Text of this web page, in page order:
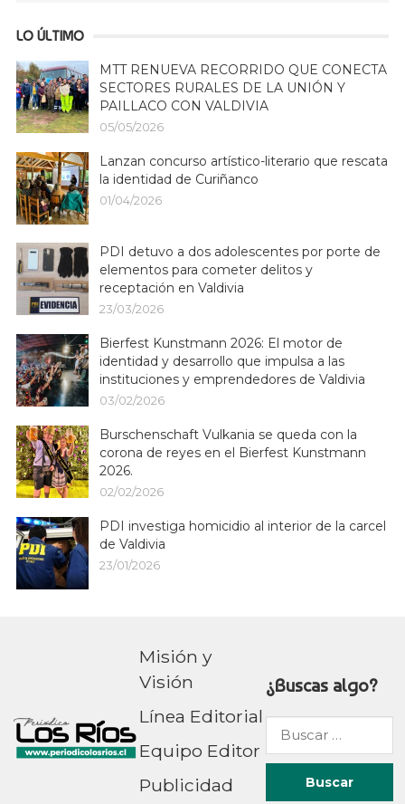
LO ÚLTIMO
MTT RENUEVA RECORRIDO QUE CONECTA
SECTORES RURALES DE LA UNIÓN Y
PAILLACO CON VALDIVIA
05/05/2026
Lanzan concurso artístico-literario que rescata
la identidad de Curiñanco
01/04/2026
PDI detuvo a dos adolescentes por porte de
elementos para cometer delitos y
receptación en Valdivia
23/03/2026
Bierfest Kunstmann 2026: El motor de
identidad y desarrollo que impulsa a las
instituciones y emprendedores de Valdivia
03/02/2026
Burschenschaft Vulkania se queda con la
corona de reyes en el Bierfest Kunstmann
2026.
02/02/2026
PDI investiga homicidio al interior de la carcel
de Valdivia
23/01/2026
Misión y
Visión
Línea Editorial
Equipo Editor
Publicidad
¿Buscas algo?
Buscar
por: